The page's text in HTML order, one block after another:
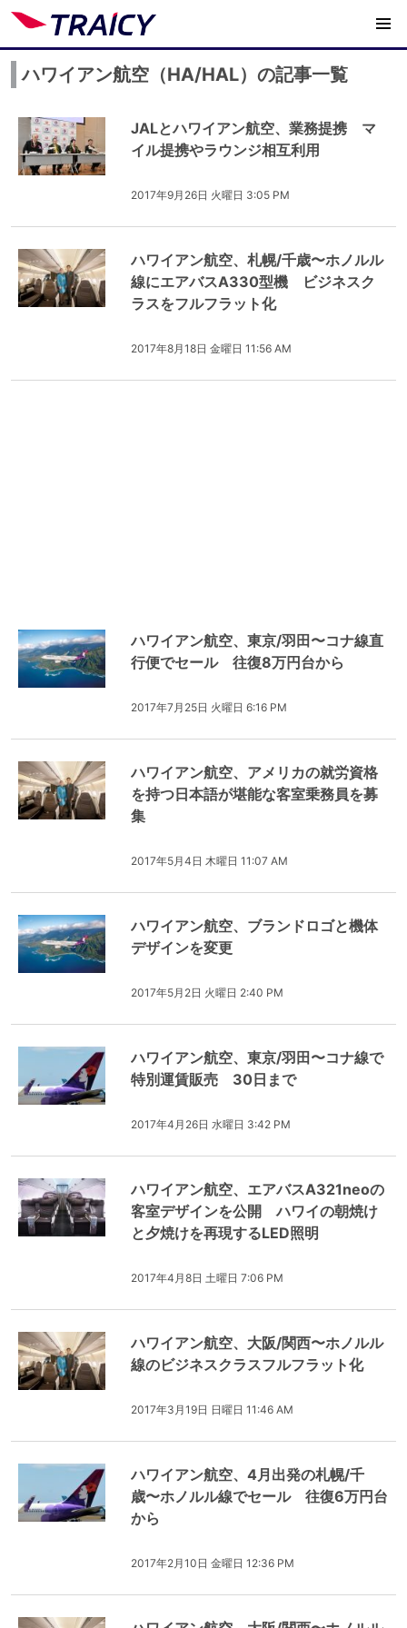
ハワイアン航空（HA/HAL）の記事一覧
JALとハワイアン航空、業務提携 マ
イル提携やラウンジ相互利用
2017年9月26日 火曜日 3:05 PM
ハワイアン航空、札幌/千歳〜ホノルル
線にエアバスA330型機 ビジネスク
ラスをフルフラット化
2017年8月18日 金曜日 11:56 AM
ハワイアン航空、東京/羽田〜コナ線直
行便でセール 往復8万円台から
2017年7月25日 火曜日 6:16 PM
ハワイアン航空、アメリカの就労資格
を持つ日本語が堪能な客室乗務員を募
集
2017年5月4日 木曜日 11:07 AM
ハワイアン航空、ブランドロゴと機体
デザインを変更
2017年5月2日 火曜日 2:40 PM
ハワイアン航空、東京/羽田〜コナ線で
特別運賃販売 30日まで
2017年4月26日 水曜日 3:42 PM
ハワイアン航空、エアバスA321neoの
客室デザインを公開 ハワイの朝焼け
と夕焼けを再現するLED照明
2017年4月8日 土曜日 7:06 PM
ハワイアン航空、大阪/関西〜ホノルル
線のビジネスクラスフルフラット化
2017年3月19日 日曜日 11:46 AM
ハワイアン航空、4月出発の札幌/千
歳〜ホノルル線でセール 往復6万円台
から
2017年2月10日 金曜日 12:36 PM